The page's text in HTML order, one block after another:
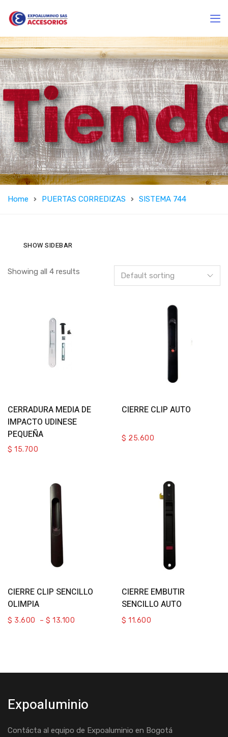
Home PUERTAS CORREDIZAS SISTEMA 744
SHOW SIDEBAR
Showing all 4 results
Select Options
CERRADURA MEDIA DE
IMPACTO UDINESE
PEQUEÑA
$ 15.700
Add To Cart
CIERRE CLIP AUTO
$ 25.600
Select Options
CIERRE CLIP SENCILLO
OLIMPIA
$ 3.600 – $ 13.100
Select Options
CIERRE EMBUTIR
SENCILLO AUTO
$ 11.600
Expoaluminio
Contácta al equipo de Expoaluminio en Bogotá